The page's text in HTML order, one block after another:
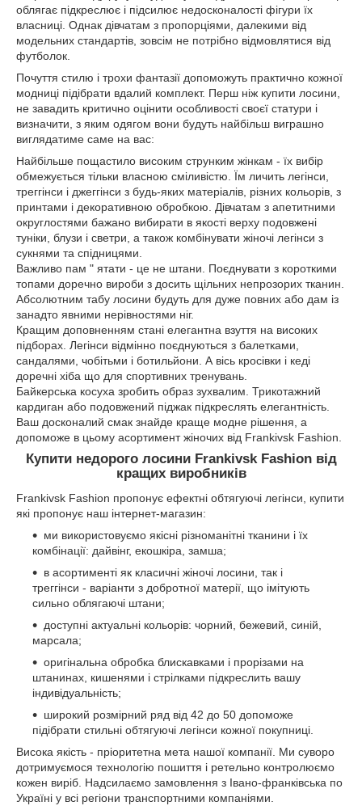
облягає підкреслює і підсилює недосконалості фігури їх
власниці. Однак дівчатам з пропорціями, далекими від
модельних стандартів, зовсім не потрібно відмовлятися від
футболок.
Почуття стилю і трохи фантазії допоможуть практично кожної
модниці підібрати вдалий комплект. Перш ніж купити лосини,
не завадить критично оцінити особливості своєї статури і
визначити, з яким одягом вони будуть найбільш виграшно
виглядатиме саме на вас:
Найбільше пощастило високим струнким жінкам - їх вибір
обмежується тільки власною сміливістю. Їм личить легінси,
треггінси і джеггінси з будь-яких матеріалів, різних кольорів, з
принтами і декоративною обробкою. Дівчатам з апетитними
округлостями бажано вибирати в якості верху подовжені
туніки, блузи і светри, а також комбінувати жіночі легінси з
сукнями та спідницями.
Важливо пам " ятати - це не штани. Поєднувати з короткими
топами доречно вироби з досить щільних непрозорих тканин.
Абсолютним табу лосини будуть для дуже повних або дам із
занадто явними нерівностями ніг.
Кращим доповненням стані елегантна взуття на високих
підборах. Легінси відмінно поєднуються з балетками,
сандалями, чобітьми і ботильйони. А вісь кросівки і кеді
доречні хіба що для спортивних тренувань.
Байкерська косуха зробить образ зухвалим. Трикотажний
кардиган або подовжений піджак підкреслять елегантність.
Ваш досконалий смак знайде краще модне рішення, а
допоможе в цьому асортимент жіночих від Frankivsk Fashion.
Купити недорого лосини Frankivsk Fashion від
кращих виробників
Frankivsk Fashion пропонує ефектні обтягуючі легінси, купити
які пропонує наш інтернет-магазин:
ми використовуємо якісні різноманітні тканини і їх
комбінації: дайвінг, екошкіра, замша;
в асортименті як класичні жіночі лосини, так і
треггінси - варіанти з добротної матерії, що імітують
сильно облягаючі штани;
доступні актуальні кольорів: чорний, бежевий, синій,
марсала;
оригінальна обробка блискавками і прорізами на
штанинах, кишенями і стрілками підкреслить вашу
індивідуальність;
широкий розмірний ряд від 42 до 50 допоможе
підібрати стильні обтягуючі легінси кожної покупниці.
Висока якість - пріоритетна мета нашої компанії. Ми суворо
дотримуємося технологію пошиття і ретельно контролюємо
кожен виріб. Надсилаємо замовлення з Івано-франківська по
Україні у всі регіони транспортними компаніями.